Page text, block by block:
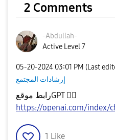
2 Comments
-Abdullah-
Active Level 7
‎05-20-2024 03:01 PM (Last
إرشادات المجتمع
رابط موقعGPT 👇🏻
https://openai.com/index/
1 Like